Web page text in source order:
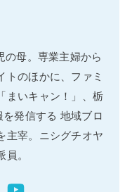
の母。専業主婦から
トのほかに、ファミ
まいキャン！」、栃
発信する 地域ブロ
主宰。ニシグチオヤ
。